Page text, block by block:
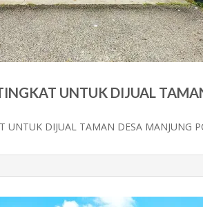
UNTUK DIJUAL
UNTUK DIJUAL TAMAN DESA MANJUNG